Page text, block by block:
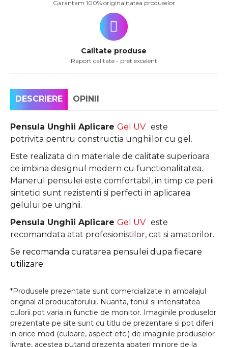
Garantam 100% originalitatea produselor
Calitate produse
Raport calitate - pret excelent
DESCRIERE OPINII
Pensula Unghii Aplicare Gel UV este
potrivita pentru constructia unghiilor cu gel.
Este realizata din materiale de calitate superioara
ce imbina designul modern cu functionalitatea.
Manerul pensulei este comfortabil, in timp ce perii
sintetici sunt rezistenti si perfecti in aplicarea
gelului pe unghii.
Pensula Unghii Aplicare Gel UV este
recomandata atat profesionistilor, cat si amatorilor.
Se recomanda curatarea pensulei dupa fiecare
utilizare.
*Produsele prezentate sunt comercializate in ambalajul
original al producatorului. Nuanta, tonul si intensitatea
culorii pot varia in functie de monitor. Imaginile produselor
prezentate pe site sunt cu titlu de prezentare si pot diferi
in orice mod (culoare, aspect etc.) de imaginile produselor
livrate, acestea putand prezenta abateri minore de la